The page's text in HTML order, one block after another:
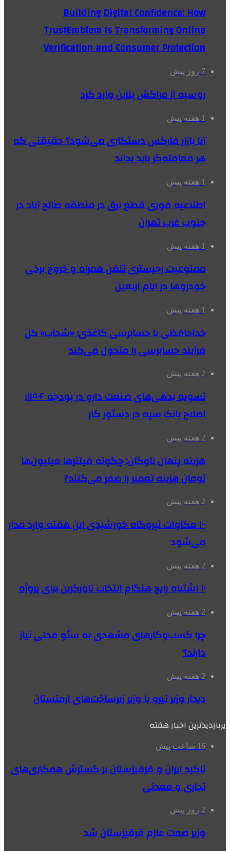
Building Digital Confidence: How
TrustEmblem Is Transforming Online
Verification and Consumer Protection
7 روز پیش
روسیه از مراکش بنزین وارد کرد
1 هفته پیش
آیا بازار فارکس دستکاری می‌شود؟ حقیقتی که
هر معامله‌گر باید بداند
1 هفته پیش
اطلاعیه فوری قطع برق در منطقه صالح آباد در
جنوب غرب تهران
1 هفته پیش
ممنوعیت رجیستری تلفن همراه و خروج برخی
خودروها در ایام اربعین
1 هفته پیش
خداحافظی با حسابرسی کاغذی؛ «شحاب» کل
فرآیند حسابرسی را متحول می‌کند
2 هفته پیش
تسویه بدهی‌های صنعت دارو در بودجه ۱۴۰۶؛
اصلاح بانک سپه در دستور کار
2 هفته پیش
هزینه پنهان ناوگان: چگونه فیلترها میلیون‌ها
تومان هزینه تعمیر را صفر می‌کنند?
2 هفته پیش
۱۰۰ مگاوات نیروگاه‌ خورشیدی این هفته وارد مدار
می‌شود
2 هفته پیش
۱۰ اشتباه رایج هنگام انتخاب تاورکرین برای پروژه
2 هفته پیش
چرا کسب‌وکارهای مشهدی به سئو محلی نیاز
دارند؟
2 هفته پیش
دیدار وزیر نیرو با وزیر زیرساخت‌های ارمنستان
پربازدیدترین اخبار هفته
16 ساعت پیش
تاکید ایران و قرقیزستان بر گسترش همکاری‌های
تجاری و معدنی
2 روز پیش
وزیر صمت عازم قرقیزستان شد